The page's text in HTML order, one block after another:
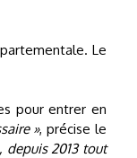
Le
pour entrer en
», précise le
depuis 2013 tout